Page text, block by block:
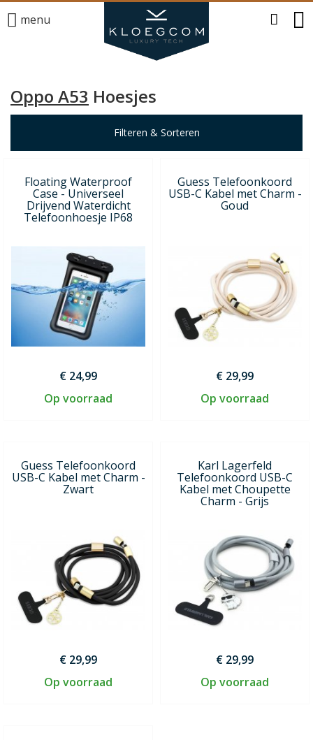
menu
Oppo A53 Hoesjes
Filteren & Sorteren
Floating Waterproof
Case - Universeel
Drijvend Waterdicht
Telefoonhoesje IP68
€ 24,99
Op voorraad
Guess Telefoonkoord
USB-C Kabel met Charm -
Goud
€ 29,99
Op voorraad
Guess Telefoonkoord
USB-C Kabel met Charm -
Zwart
€ 29,99
Op voorraad
Karl Lagerfeld
Telefoonkoord USB-C
Kabel met Choupette
Charm - Grijs
€ 29,99
Op voorraad